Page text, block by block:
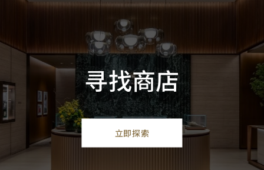
寻找商店
立即探索